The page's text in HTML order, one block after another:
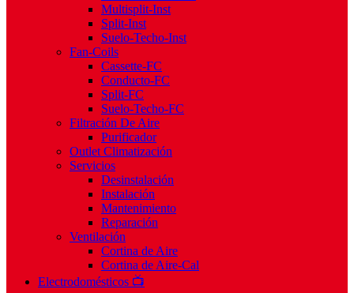
Multisplit-Inst
Split-Inst
Suelo-Techo-Inst
Fan-Coils
Cassette-FC
Conducto-FC
Split-FC
Suelo-Techo-FC
Filtración De Aire
Purificador
Outlet Climatización
Servicios
Desinstalación
Instalación
Mantenimiento
Reparación
Ventilación
Cortina de Aire
Cortina de Aire-Cal
Electrodomésticos 📺